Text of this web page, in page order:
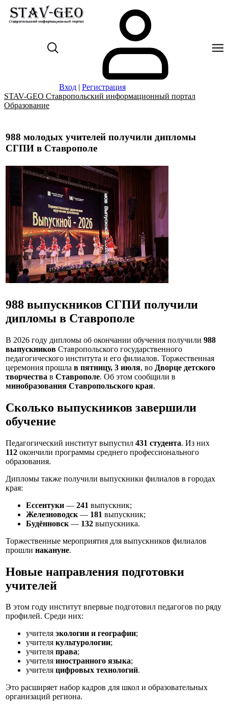
Вход | Регистрация
STAV-GEO Ставропольский информационный портал
Образование
988 молодых учителей получили дипломы
СГПИ в Ставрополе
988 выпускников СГПИ получили
дипломы в Ставрополе
В 2026 году дипломы об окончании обучения получили 988
выпускников Ставропольского государственного
педагогического института и его филиалов. Торжественная
церемония прошла в пятницу, 3 июля, во Дворце детского
творчества в Ставрополе. Об этом сообщили в
минобразования Ставропольского края.
Сколько выпускников завершили
обучение
Педагогический институт выпустил 431 студента. Из них
112 окончили программы среднего профессионального
образования.
Дипломы также получили выпускники филиалов в городах
края:
Ессентуки — 241 выпускник;
Железноводск — 181 выпускник;
Будённовск — 132 выпускника.
Торжественные мероприятия для выпускников филиалов
прошли накануне.
Новые направления подготовки
учителей
В этом году институт впервые подготовил педагогов по ряду
профилей. Среди них:
учителя экологии и географии;
учителя культурологии;
учителя права;
учителя иностранного языка;
учителя цифровых технологий.
Это расширяет набор кадров для школ и образовательных
организаций региона.